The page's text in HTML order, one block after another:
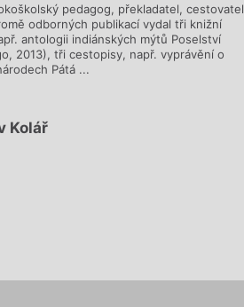
pedagog, překladatel, cestovatel
odborných publikací vydal tři knižní
antologii indiánských mýtů Poselství
2013), tři cestopisy, např. vyprávění o
Pátá ...
Kolář